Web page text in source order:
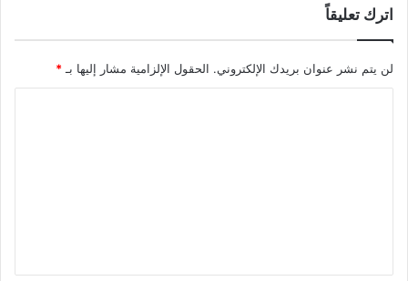
اترك تعليقاً
لن يتم نشر عنوان بريدك الإلكتروني. الحقول الإلزامية مشار إليها بـ *